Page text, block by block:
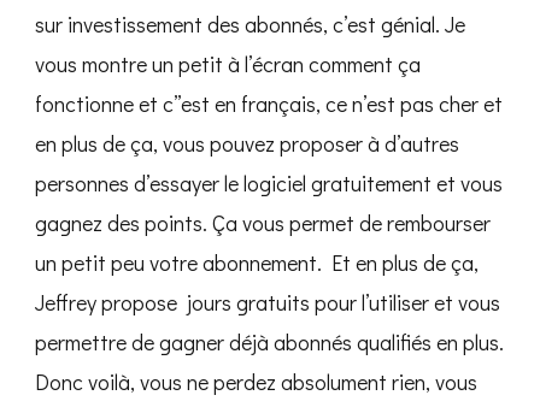
sur investissement des abonnés, c’est génial. Je
vous montre un petit à l’écran comment ça
fonctionne et c’’est en français, ce n’est pas cher et
en plus de ça, vous pouvez proposer à d’autres
personnes d’essayer le logiciel gratuitement et vous
gagnez des points. Ça vous permet de rembourser
un petit peu votre abonnement. Et en plus de ça,
Jeffrey propose jours gratuits pour l’utiliser et vous
permettre de gagner déjà abonnés qualifiés en plus.
Donc voilà, vous ne perdez absolument rien, vous